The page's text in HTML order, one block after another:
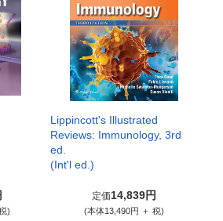
)
Lippincott's Illustrated
Reviews: Immunology, 3rd
ed.
(Int'l ed.)
定価14,839円
(本体13,490円 ＋ 税)